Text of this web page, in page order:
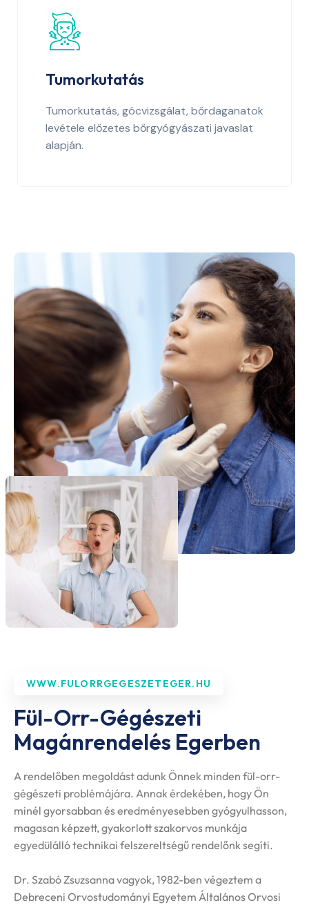
Tumorkutatás
Tumorkutatás, gócvizsgálat, bőrdaganatok
levétele előzetes bőrgyógyászati javaslat
alapján.
WWW.FULORRGEGESZETEGER.HU
Fül-Orr-Gégészeti
Magánrendelés Egerben
A rendelőben megoldást adunk Önnek minden fül-orr-
gégészeti problémájára. Annak érdekében, hogy Ön
minél gyorsabban és eredményesebben gyógyulhasson,
magasan képzett, gyakorlott szakorvos munkája
egyedülálló technikai felszereltségű rendelőnk segíti.
Dr. Szabó Zsuzsanna vagyok, 1982-ben végeztem a
Debreceni Orvostudományi Egyetem Általános Orvosi